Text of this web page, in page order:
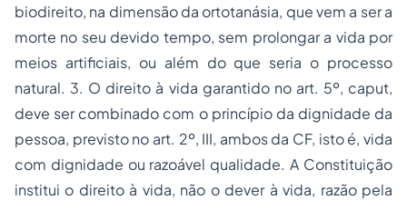
biodireito, na dimensão da ortotanásia, que vem a ser a
morte no seu devido tempo, sem prolongar a vida por
meios artificiais, ou além do que seria o processo
natural. 3. O direito à vida garantido no art. 5º, caput,
deve ser combinado com o princípio da dignidade da
pessoa, previsto no art. 2º, III, ambos da CF, isto é, vida
com dignidade ou razoável qualidade. A Constituição
institui o direito à vida, não o dever à vida, razão pela